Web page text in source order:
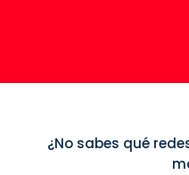
¿No sabes qué